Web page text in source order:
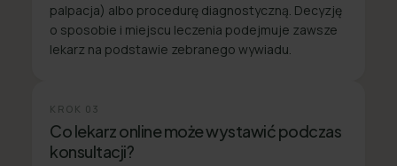
palpacja) albo procedurę diagnostyczną. Decyzję
o sposobie i miejscu leczenia podejmuje zawsze
lekarz na podstawie zebranego wywiadu.
KROK 03
Co lekarz online może wystawić podczas
konsultacji?